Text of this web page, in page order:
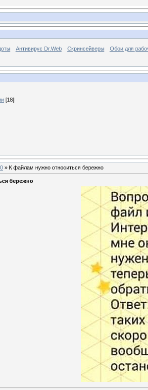
Антивирус Dr.Web Скринсейверы Обои для
[18]
» К файлам нужно относиться бережно
бережно